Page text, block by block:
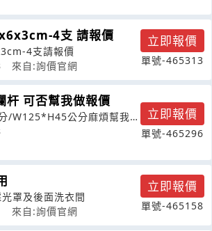
4支 請報價
4支請報價
來自:詢價官網
立即報價
單號-465313
杆 可否幫我做報價
/W125*H45公分麻煩幫我做
立即報價
單號-465296
罩及後面洗衣間
來自:詢價官網
立即報價
單號-465158